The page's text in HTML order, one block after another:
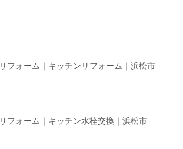
リフォーム｜キッチンリフォーム｜浜松市
リフォーム｜キッチン水栓交換｜浜松市